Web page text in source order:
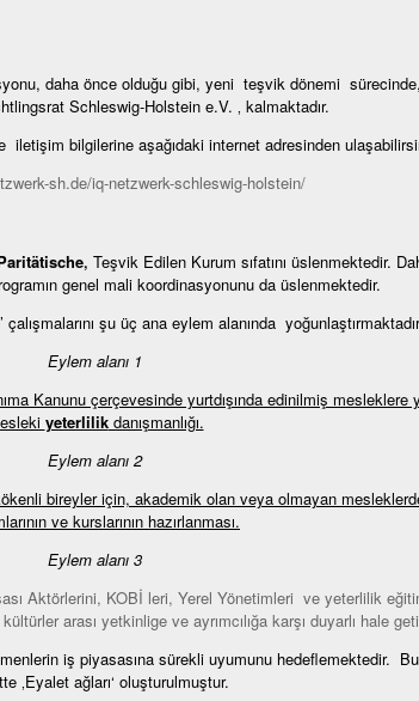
daha önce olduğu gibi, yeni teşvik dönemi
Schleswig-Holstein e.V. ‚ kalmaktadır.
bilgilerine aşağıdaki internet adresinden
sh.de/iq-netzwerk-schleswig-holstein/
Teşvik Edilen Kurum sıfatını üslenmektedir.
genel mali koordinasyonunu da üslenmektedir.
şu üç ana eylem alanında
Eylem alanı 1
Kanunu çerçevesinde yurtdışında edinilmiş mesleklere
yeterlilikdanışmanlığı.
Eylem alanı 2
bireyler için, akademik olan veya olmayan
ve kurslarının hazırlanması.
Eylem alanı 3
Aktörlerini, KOBİ leri, Yerel Yönetimleri ve yeterlilik
arası yetkinlige ve ayrımcılığa karşı duyarlı hale
iş piyasasına sürekli uyumunu hedeflemektedir.
‚Eyalet ağları‘ oluşturulmuştur.